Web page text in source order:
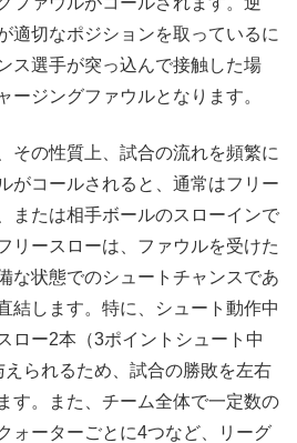
適切なポジションを取っているに
ス選手が突っ込んで接触した場
ージングファウルとなります。
その性質上、試合の流れを頻繁に
がコールされると、通常はフリー
または相手ボールのスローインで
リースローは、ファウルを受けた
な状態でのシュートチャンスであ
結します。特に、シュート動作中
ロー2本（3ポイントシュート中
られるため、試合の勝敗を左右
す。また、チーム全体で一定数の
ォーターごとに4つなど、リーグ